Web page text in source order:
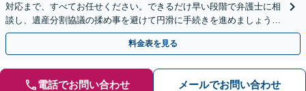
対応まで、すべてお任せください。できるだけ早い段階で弁護士に相
談し、遺産分割協議の揉め事を避けて円滑に手続きを進めましょう
【秘密厳守】【完全個室対応】【休日・夜間相談あり】
料金表を見る
電話でお問い合わせ メールでお問い合わせ